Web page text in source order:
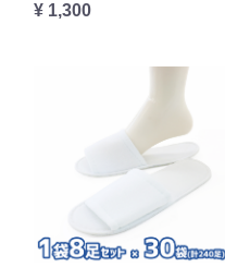
¥ 1,300